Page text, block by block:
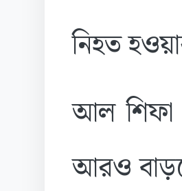
নিহত
আল শিফা
আরও